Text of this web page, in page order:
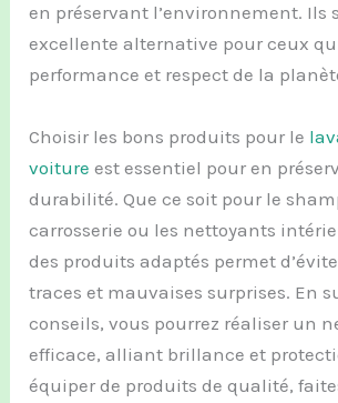
en préservant l’environnement. Ils
excellente alternative pour ceux
performance et respect de la
Choisir les bons produits pour le
voiture est essentiel pour en
durabilité. Que ce soit pour le
carrosserie ou les nettoyants
des produits adaptés permet
traces et mauvaises surprises. En
conseils, vous pourrez réaliser un
efficace, alliant brillance et
équiper de produits de qualité,